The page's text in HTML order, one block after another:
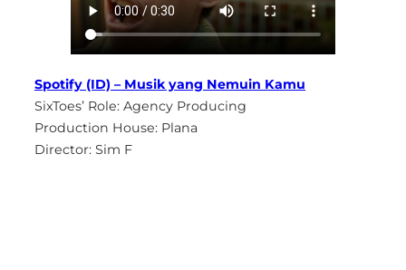
Spotify (ID) – Musik yang Nemuin Kamu
SixToes’ Role: Agency Producing
Production House: Plana
Director: Sim F